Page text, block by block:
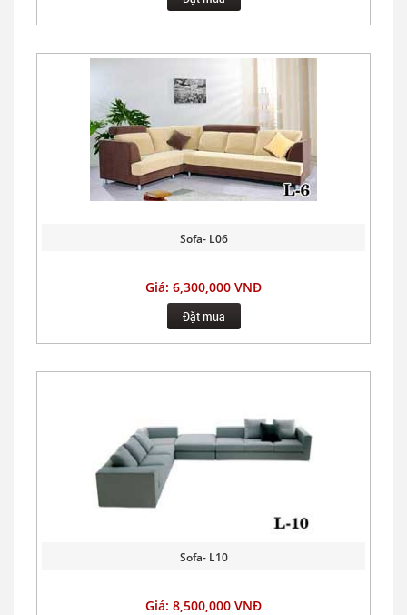
Sofa- L06
Giá: 6,300,000 VNĐ
Đặt mua
Sofa- L10
Giá: 8,500,000 VNĐ